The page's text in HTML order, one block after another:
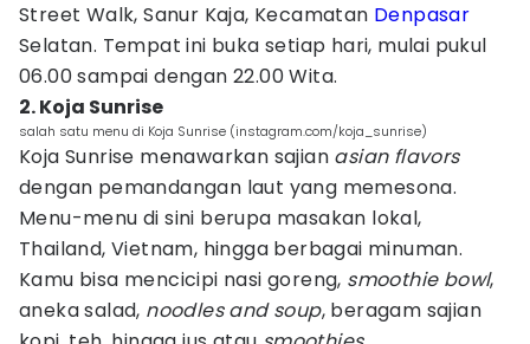
Street Walk, Sanur Kaja, Kecamatan Denpasar
Selatan. Tempat ini buka setiap hari, mulai pukul
06.00 sampai dengan 22.00 Wita.
2. Koja Sunrise
salah satu menu di Koja Sunrise (instagram.com/koja_sunrise)
Koja Sunrise menawarkan sajian asian flavors
dengan pemandangan laut yang memesona.
Menu-menu di sini berupa masakan lokal,
Thailand, Vietnam, hingga berbagai minuman.
Kamu bisa mencicipi nasi goreng, smoothie bowl,
aneka salad, noodles and soup, beragam sajian